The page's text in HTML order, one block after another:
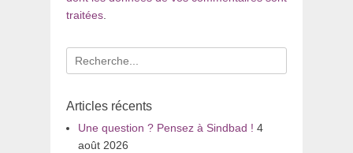
traitées.
Recherche
pour
Articles récents
Une question ? Pensez à Sindbad ! 4
août 2026